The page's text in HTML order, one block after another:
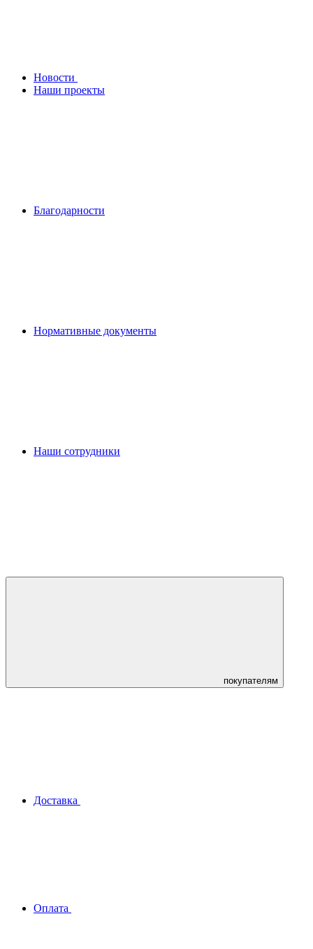
Новости
Наши проекты
Благодарности
Нормативные документы
Наши сотрудники
покупателям
Доставка
Оплата